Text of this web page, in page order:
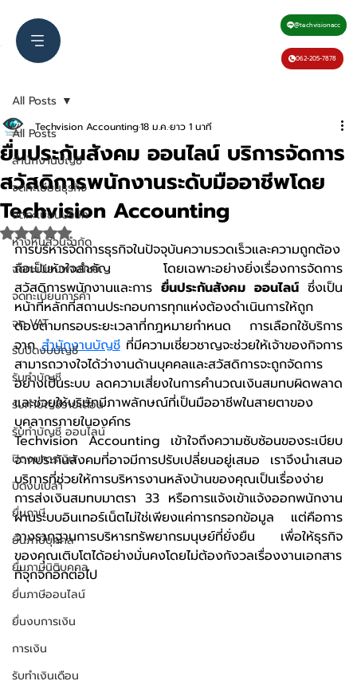
@techvisionacc
062-205-7878
All Posts
สำนักงานบัญชี
จดทะเบียนธุรกิจ
จดทะเบียนบริษัท
ห้างหุ้นส่วนจำกัด
จดทะเบียนพาณิชย์
จดทะเบียนการค้า
จด VAT
รับปิดงบบัญชี
รับทำบัญชี
รับทำบัญชีรายเดือน
รับทำบัญชี ออนไลน์
ปิดงบการเงิน
ปิดงบเปล่า
ยื่นภาษี
ยื่นภาษีบุคคล
ยื่นภาษีนิติบุคคล
ยื่นภาษีออนไลน์
ยื่นงบการเงิน
การเงิน
รับทำเงินเดือน
All Posts
ยื่นประกันสังคม ออนไลน์ บริการจัดการ
สวัสดิการพนักงานระดับมืออาชีพโดย
Techvision Accounting
Techvision Accounting18 ม.ค.ยาว 1 นาที
ได้รับ NaN เต็ม 5 ดาว
การบริหารจัดการธุรกิจในปัจจุบันความรวดเร็วและความถูกต้อง
ถือเป็นหัวใจสำคัญ โดยเฉพาะอย่างยิ่งเรื่องการจัดการ
สวัสดิการพนักงานและการ ยื่นประกันสังคม ออนไลน์ ซึ่งเป็น
หน้าที่หลักที่สถานประกอบการทุกแห่งต้องดำเนินการให้ถูก
ต้องตามกรอบระยะเวลาที่กฎหมายกำหนด การเลือกใช้บริการ
จาก สำนักงานบัญชี ที่มีความเชี่ยวชาญจะช่วยให้เจ้าของกิจการ
สามารถวางใจได้ว่างานด้านบุคคลและสวัสดิการจะถูกจัดการ
อย่างเป็นระบบ ลดความเสี่ยงในการคำนวณเงินสมทบผิดพลาด
และช่วยให้บริษัทมีภาพลักษณ์ที่เป็นมืออาชีพในสายตาของ
บุคลากรภายในองค์กร
Techvision Accounting เข้าใจถึงความซับซ้อนของระเบียบ
จากประกันสังคมที่อาจมีการปรับเปลี่ยนอยู่เสมอ เราจึงนำเสนอ
บริการที่ช่วยให้การบริหารงานหลังบ้านของคุณเป็นเรื่องง่าย
การส่งเงินสมทบมาตรา 33 หรือการแจ้งเข้าแจ้งออกพนักงาน
ผ่านระบบอินเทอร์เน็ตไม่ใช่เพียงแค่การกรอกข้อมูล แต่คือการ
วางรากฐานการบริหารทรัพยากรมนุษย์ที่ยั่งยืน เพื่อให้ธุรกิจ
ของคุณเติบโตได้อย่างมั่นคงโดยไม่ต้องกังวลเรื่องงานเอกสาร
ที่จุกจิกอีกต่อไป